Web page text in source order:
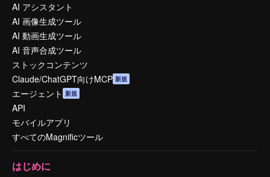
AI アシスタント
AI 画像生成ツール
AI 動画生成ツール
AI 音声合成ツール
ストックコンテンツ
Claude/ChatGPT向けMCP 新規
エージェント 新規
API
モバイルアプリ
すべてのMagnificツール
はじめに